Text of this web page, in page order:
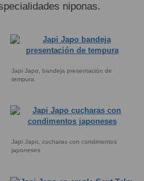
niponas.
Japi Japo, bandeja presentación de
tempura
Japi Japo, cucharas con condimentos
japoneses